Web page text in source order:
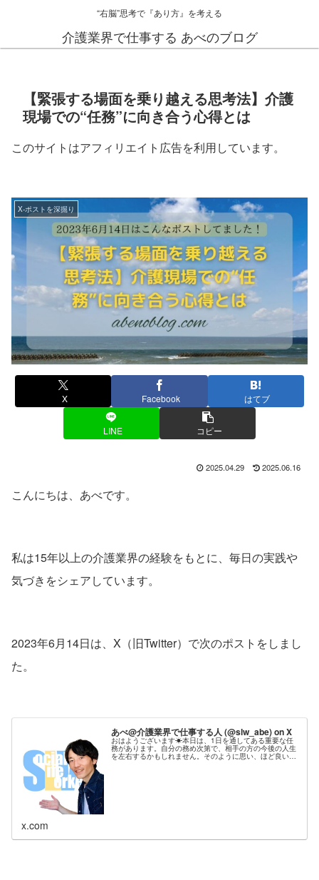
“右脳”思考で『あり方』を考える
介護業界で仕事する あべのブログ
【緊張する場面を乗り越える思考法】介護
現場での“任務”に向き合う心得とは
このサイトはアフィリエイト広告を利用しています。
X-ポストを深掘り
X Facebook はてブ
LINE コピー
2025.04.29 2025.06.16
こんにちは、あべです。
私は15年以上の介護業界の経験をもとに、毎日の実践や
気づきをシェアしています。
2023年6月14日は、X（旧Twitter）で次のポストをしまし
た。
あべ@介護業界で仕事する人 (@slw_abe) on X
おはようございます☀本日は、1日を通してある重要な任
務があります。自分の務め次第で、相手の方の今後の人生
を左右するかもしれません。そのように思い、ほど良い緊
x.com